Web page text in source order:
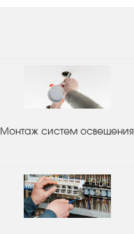
Монтаж систем освещения